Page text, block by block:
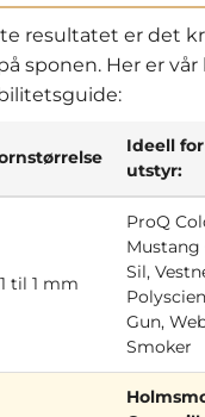
resultatet er det
sponen. Her er
Ideell
utstyr:
til 1 mm
ProQ
Mustang
Sil,
Gun,
Smoker